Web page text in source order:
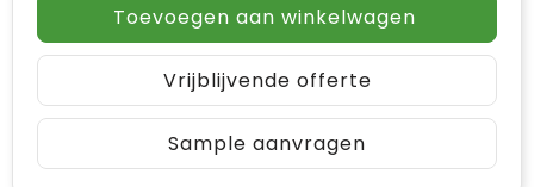
Toevoegen aan winkelwagen
Vrijblijvende offerte
Sample aanvragen